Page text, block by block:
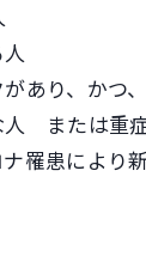
があり、かつ
または重症
罹患により